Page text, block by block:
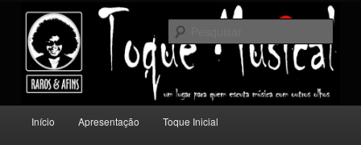
conteúdo
principal
conteúdo
secundário
Toque Musical
Um lugar para quem escuta música com outros olhos.
principal
Início Apresentação Toque Inicial